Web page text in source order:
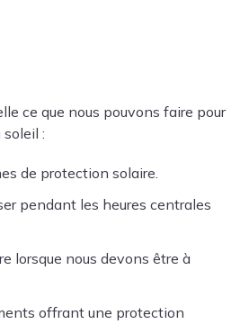
ce que nous pouvons faire pour
:
de protection solaire.
pendant les heures centrales
lorsque nous devons être à
offrant une protection